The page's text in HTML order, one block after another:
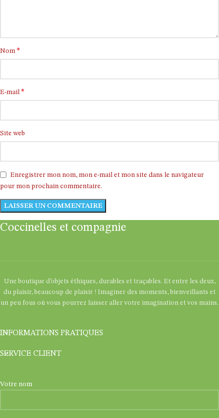
Nom *
E-mail *
Site web
Enregistrer mon nom, mon e-mail et mon site dans le navigateur
pour mon prochain commentaire.
Coccinelles et compagnie
Une boutique d’objets éthiques, durables et traçables. Et entre les deux,
du plaisir, beaucoup de plaisir ! Imaginer des moments, bienveillants et
un peu fous où vous pourrez laisser aller votre imagination et vos mains.
INFORMATIONS PRATIQUES
SERVICE CLIENT
Votre nom